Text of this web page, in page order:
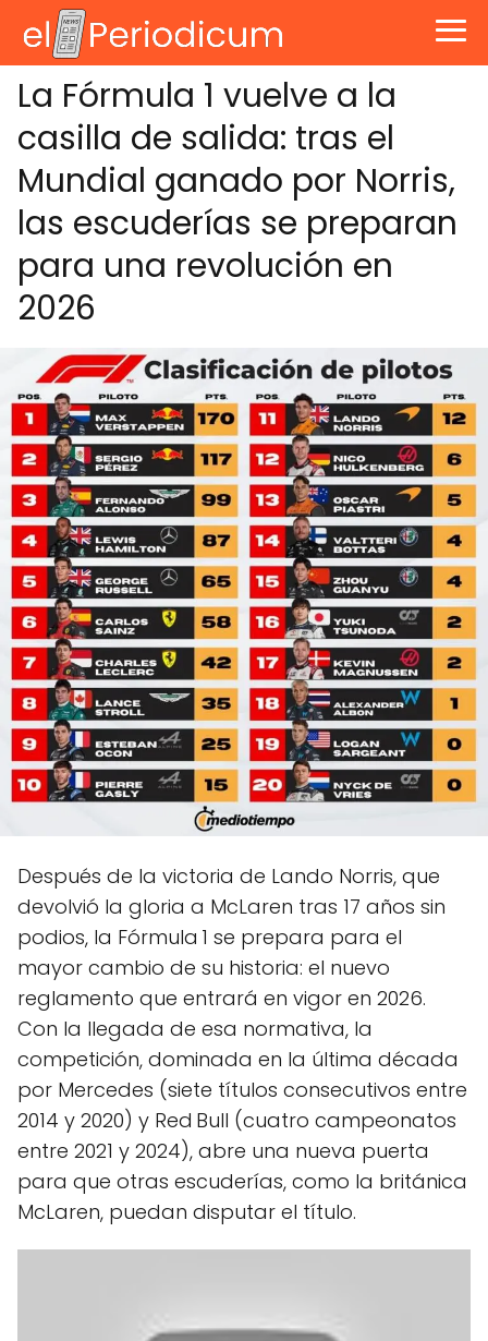
La Fórmula 1 vuelve a la
casilla de salida: tras el
Mundial ganado por Norris,
las escuderías se preparan
para una revolución en
2026
Después de la victoria de Lando Norris, que
devolvió la gloria a McLaren tras 17 años sin
podios, la Fórmula 1 se prepara para el
mayor cambio de su historia: el nuevo
reglamento que entrará en vigor en 2026.
Con la llegada de esa normativa, la
competición, dominada en la última década
por Mercedes (siete títulos consecutivos entre
2014 y 2020) y Red Bull (cuatro campeonatos
entre 2021 y 2024), abre una nueva puerta
para que otras escuderías, como la británica
McLaren, puedan disputar el título.